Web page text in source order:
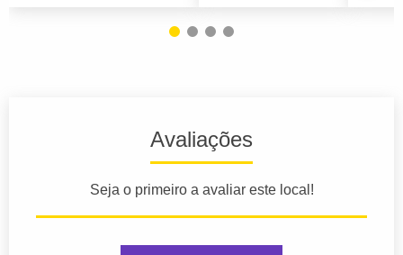
Avaliações
Seja o primeiro a avaliar este local!